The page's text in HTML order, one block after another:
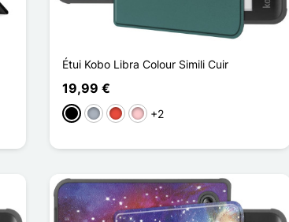
Étui Kobo Libra Colour Simili Cuir
19,99 €
MustaHarmaaPunainen
Pinkki
+2